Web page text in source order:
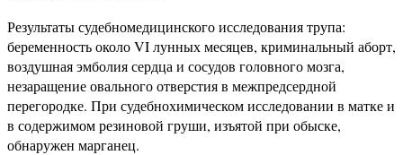
Результаты судебномедицинского исследования трупа:
беременность около VI лунных месяцев, криминальный аборт,
воздушная эмболия сердца и сосудов головного мозга,
незаращение овального отверстия в межпредсердной
перегородке. При судебнохимическом исследовании в матке и
в содержимом резиновой груши, изъятой при обыске,
обнаружен марганец.